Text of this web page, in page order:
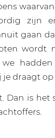
zijn
gaan
wordt
draagt op
Dan is